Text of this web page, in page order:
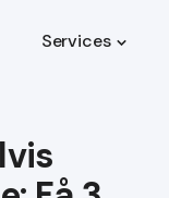
Services